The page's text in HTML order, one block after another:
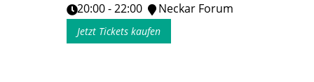
20:00 - 22:00
Neckar Forum
Jetzt Tickets kaufen